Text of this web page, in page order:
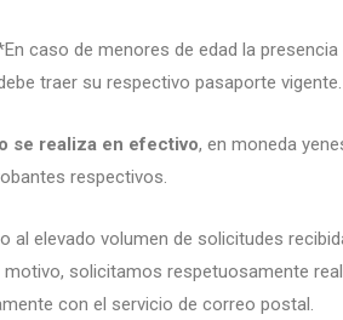
caso demenores de edad la
traer su respectivopasaporte vigente
se realiza en efectivo, enmoneda
respectivos.
al elevado volumen de solicitudes
motivo, solicitamos respetuosamente
con el servicio de correo postal.